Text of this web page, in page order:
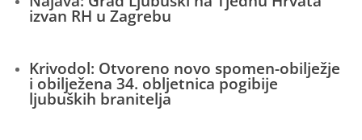
izvan RH u Zagrebu
Krivodol: Otvoreno novo spomen-obilježje
i obilježena 34. obljetnica pogibije
ljubuških branitelja